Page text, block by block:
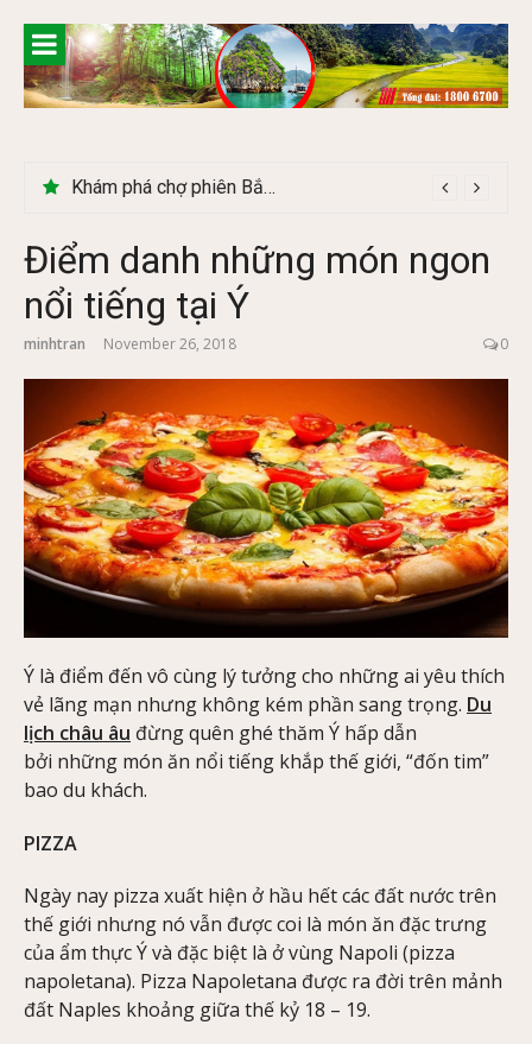
content
Khám phá chợ phiên Bắc Hà có gì đặc biệt
Điểm danh những món ngon
nổi tiếng tại Ý
minhtran November 26, 2018 0
Ý là điểm đến vô cùng lý tưởng cho những ai yêu thích
vẻ lãng mạn nhưng không kém phần sang trọng. Du
lịch châu âu đừng quên ghé thăm Ý hấp dẫn
bởi những món ăn nổi tiếng khắp thế giới, “đốn tim”
bao du khách.
PIZZA
Ngày nay pizza xuất hiện ở hầu hết các đất nước trên
thế giới nhưng nó vẫn được coi là món ăn đặc trưng
của ẩm thực Ý và đặc biệt là ở vùng Napoli (pizza
napoletana). Pizza Napoletana được ra đời trên mảnh
đất Naples khoảng giữa thế kỷ 18 – 19.